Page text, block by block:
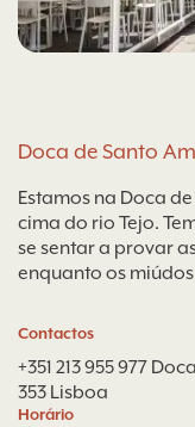
Doca de Santo
Estamos na Doca
cima do rio Tejo.
se sentar a provar
enquanto os
Contactos
+351 213 955 977
353 Lisboa
Horário